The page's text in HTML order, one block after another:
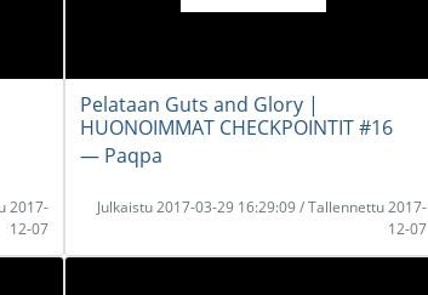
2017-
12-07
Pelataan Guts and Glory |
HUONOIMMAT CHECKPOINTIT #16
― Paqpa
Julkaistu 2017-03-29 16:29:09 / Tallennettu 2017-
12-07